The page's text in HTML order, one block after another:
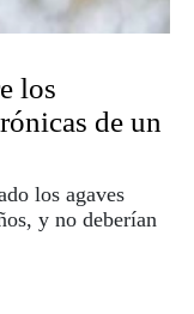
los
de un
los agaves
y no deberían